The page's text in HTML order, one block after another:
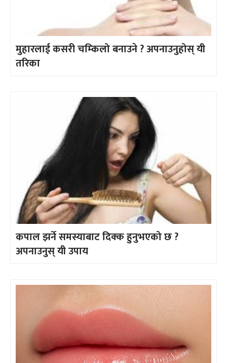
मुहारलाई कसरी चम्किलो बनाउने ? अपनाउनुहोस् यी
तरिका
कपाल झर्ने समस्याबाट दिक्क हुनुभएको छ ?
अपनाउनुस् यी उपाय